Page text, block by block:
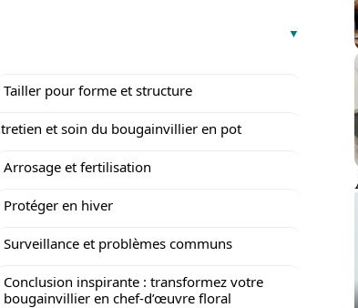
Tailler pour forme et structure
et soin du bougainvillier en pot
Arrosage et fertilisation
Protéger en hiver
Surveillance et problèmes communs
Conclusion inspirante : transformez votre
bougainvillier en chef-d’œuvre floral